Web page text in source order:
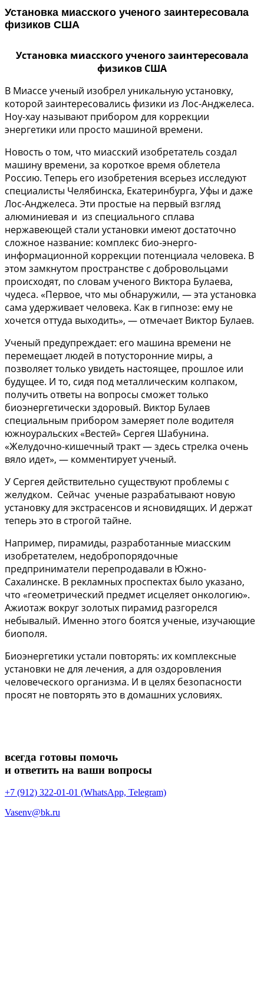
Установка миасского ученого заинтересовала
физиков США
Установка миасского ученого заинтересовала
физиков США
В Миассе ученый изобрел уникальную установку,
которой заинтересовались физики из Лос-Анджелеса.
Ноу-хау называют прибором для коррекции
энергетики или просто машиной времени.
Новость о том, что миасский изобретатель создал
машину времени, за короткое время облетела
Россию. Теперь его изобретения всерьез исследуют
специалисты Челябинска, Екатеринбурга, Уфы и даже
Лос-Анджелеса. Эти простые на первый взгляд
алюминиевая и из специального сплава
нержавеющей стали установки имеют достаточно
сложное название: комплекс био-энерго-
информационной коррекции потенциала человека. В
этом замкнутом пространстве с добровольцами
происходят, по словам ученого Виктора Булаева,
чудеса. «Первое, что мы обнаружили, — эта установка
сама удерживает человека. Как в гипнозе: ему не
хочется оттуда выходить», — отмечает Виктор Булаев.
Ученый предупреждает: его машина времени не
перемещает людей в потусторонние миры, а
позволяет только увидеть настоящее, прошлое или
будущее. И то, сидя под металлическим колпаком,
получить ответы на вопросы сможет только
биоэнергетически здоровый. Виктор Булаев
специальным прибором замеряет поле водителя
южноуральских «Вестей» Сергея Шабунина.
«Желудочно-кишечный тракт — здесь стрелка очень
вяло идет», — комментирует ученый.
У Сергея действительно существуют проблемы с
желудком. Сейчас ученые разрабатывают новую
установку для экстрасенсов и ясновидящих. И держат
теперь это в строгой тайне.
Например, пирамиды, разработанные миасским
изобретателем, недобропорядочные
предприниматели перепродавали в Южно-
Сахалинске. В рекламных проспектах было указано,
что «геометрический предмет исцеляет онкологию».
Ажиотаж вокруг золотых пирамид разгорелся
небывалый. Именно этого боятся ученые, изучающие
биополя.
Биоэнергетики устали повторять: их комплексные
установки не для лечения, а для оздоровления
человеческого организма. И в целях безопасности
просят не повторять это в домашних условиях.
всегда готовы помочь
и ответить на ваши вопросы
+7 (912) 322-01-01 (WhatsApp, Telegram)
Vasenv@bk.ru